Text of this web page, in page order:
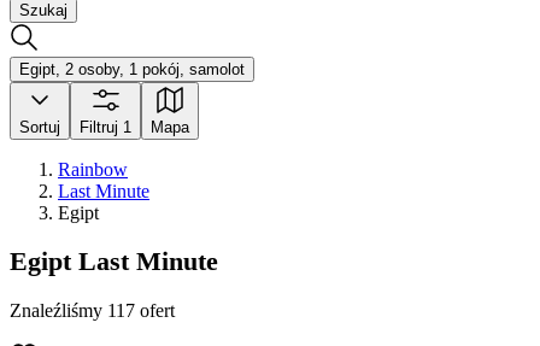
Szukaj
Egipt, 2 osoby, 1 pokój, samolot
Sortuj Filtruj 1 Mapa
Rainbow
Last Minute
Egipt
Egipt Last Minute
Znaleźliśmy 117 ofert